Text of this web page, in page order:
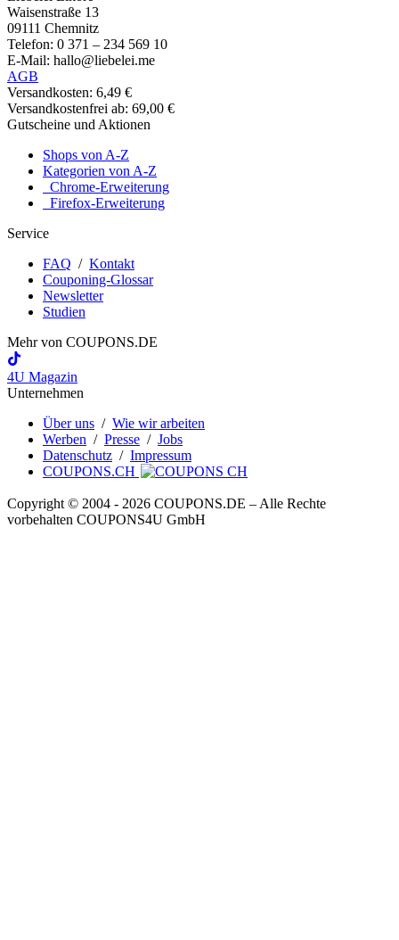
Waisenstraße 13
09111 Chemnitz
Telefon: 0 371 – 234 569 10
E-Mail: hallo@liebelei.me
AGB
Versandkosten: 6,49 €
Versandkostenfrei ab: 69,00 €
Gutscheine und Aktionen
Shops von A-Z
Kategorien von A-Z
Chrome-Erweiterung
Firefox-Erweiterung
Service
FAQ / Kontakt
Couponing-Glossar
Newsletter
Studien
Mehr von COUPONS.DE
4U Magazin
Unternehmen
Über uns / Wie wir arbeiten
Werben / Presse / Jobs
Datenschutz / Impressum
COUPONS.CH
Copyright © 2004 ‐ 2026 COUPONS.DE – Alle Rechte
vorbehalten COUPONS4U GmbH